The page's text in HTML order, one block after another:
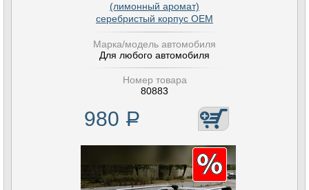
(лимонный аромат)
серебристый корпус OEM
Марка/модель автомобиля
Для любого автомобиля
Номер товара
80883
980 Р